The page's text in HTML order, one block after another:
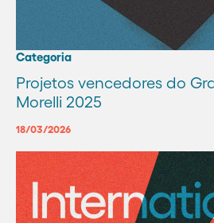
Categoria
Projetos vencedores do
Morelli 2025
18/03/2026